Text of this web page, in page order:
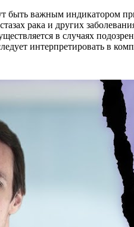
быть важным индикатором
рака и других
в случаях
интерпретировать в